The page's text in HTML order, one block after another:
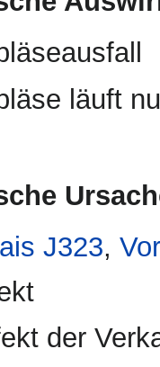
läuft
J323,
der